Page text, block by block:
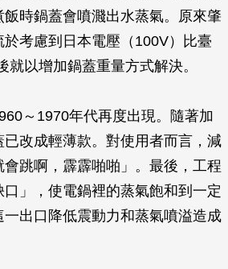
時鍋蓋會噴濺出水蒸氣。原來肇
於考慮到日本電壓（100V）比臺
就以增加鍋蓋重量方式解決。
～1970年代再度出現。隨著加
改成輕薄款。對使用者而言，減
跳啊，霹霹啪啪」。最後，工程
」，使電鍋裡的蒸氣飽和到一定
出口降低震動力和蒸氣噴溢造成